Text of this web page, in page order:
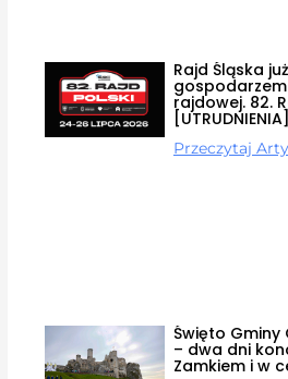
Rajd Śląska
rajdowej. 82.
[UTRUDNIENIA]
Przeczytaj
Święto Gminy
– dwa dni
Zamkiem i w